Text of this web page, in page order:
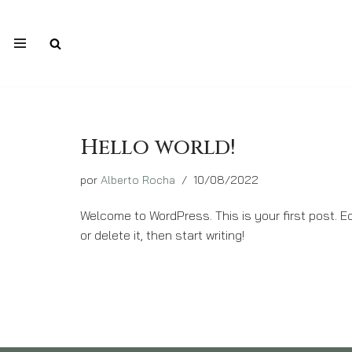
Avançar
Hello world!
por Alberto Rocha 10/08/2022
Welcome to WordPress. This is your first post.
or delete it, then start writing!